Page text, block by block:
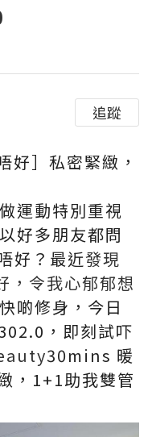
追蹤
好］私密緊緻，
運動特別重視
好多朋友都問
好？最近發現
令我心郁郁想
啲修身，今日
，即刻試吓
30mins 暖
，1+1助我雙管